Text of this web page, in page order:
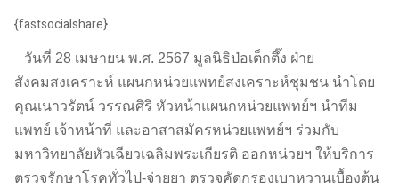
{fastsocialshare}
วันที่ 28 เมษายน พ.ศ. 2567 มูลนิธิป่อเต็กตึ๊ง ฝ่าย
สังคมสงเคราะห์ แผนกหน่วยแพทย์สงเคราะห์ชุมชน นำโดย
คุณเนาวรัตน์ วรรณศิริ หัวหน้าแผนกหน่วยแพทย์ฯ นำทีม
แพทย์ เจ้าหน้าที่ และอาสาสมัครหน่วยแพทย์ฯ ร่วมกับ
มหาวิทยาลัยหัวเฉียวเฉลิมพระเกียรติ ออกหน่วยฯ ให้บริการ
ตรวจรักษาโรคทั่วไป-จ่ายยา ตรวจคัดกรองเบาหวานเบื้องต้น